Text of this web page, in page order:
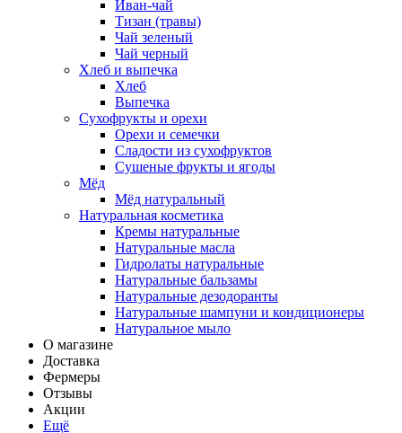
Иван-чай
Тизан (травы)
Чай зеленый
Чай черный
Хлеб и выпечка
Хлеб
Выпечка
Сухофрукты и орехи
Орехи и семечки
Сладости из сухофруктов
Сушеные фрукты и ягоды
Мёд
Мёд натуральный
Натуральная косметика
Кремы натуральные
Натуральные масла
Гидролаты натуральные
Натуральные бальзамы
Натуральные дезодоранты
Натуральные шампуни и кондиционеры
Натуральное мыло
О магазине
Доставка
Фермеры
Отзывы
Акции
Ещё